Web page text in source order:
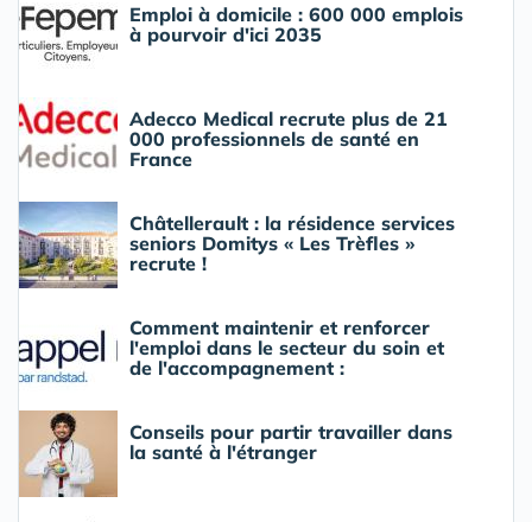
Emploi à domicile : 600 000 emplois
à pourvoir d'ici 2035
Adecco Medical recrute plus de 21
000 professionnels de santé en
France
Châtellerault : la résidence services
seniors Domitys « Les Trèfles »
recrute !
Comment maintenir et renforcer
l'emploi dans le secteur du soin et
de l'accompagnement :
Conseils pour partir travailler dans
la santé à l'étranger